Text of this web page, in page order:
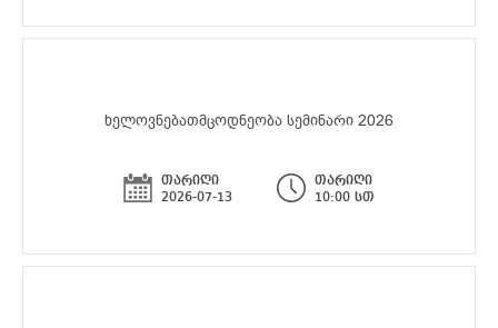
ხელოვნებათმცოდნეობა სემინარი 2026
თარიღი
2026-07-13
თარიღი
10:00 სთ